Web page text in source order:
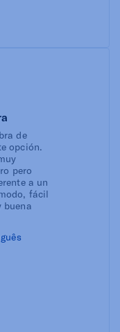
de
opción.
pero
a un
fácil
buena